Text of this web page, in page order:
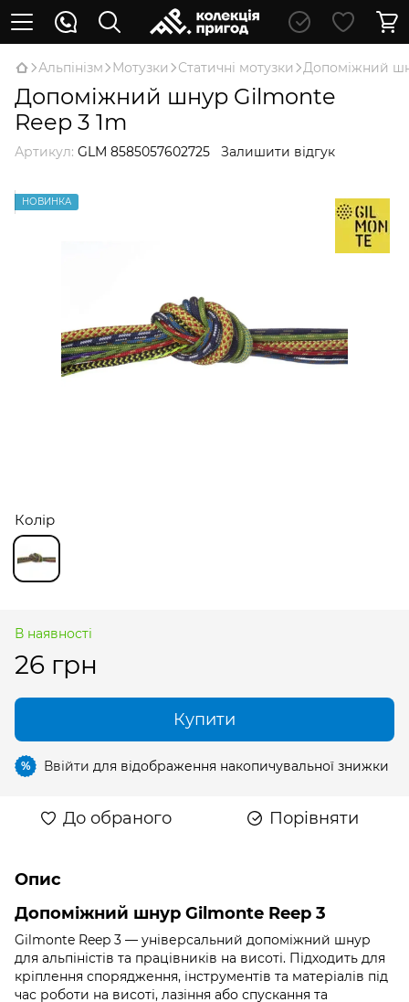
Альпінізм Мотузки Статичні мотузки Допоміжний
Допоміжний шнур Gilmonte
Reep 3 1m
Артикул: GLM 8585057602725 Залишити відгук
НОВИНКА
Колір
В наявності
26 грн
Купити
% Ввійти для відображення накопичувальної знижки
До обраного Порівняти
Опис
Допоміжний шнур Gilmonte Reep 3
Gilmonte Reep 3 — універсальний допоміжний шнур
для альпіністів та працівників на висоті. Підходить для
кріплення спорядження, інструментів та матеріалів під
час роботи на висоті, лазіння або спускання та